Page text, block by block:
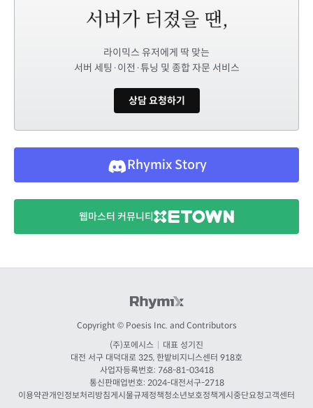
라이믹스 유저에게 딱 맞는
서버 세팅·이전·튜닝 및 종합 자문 서비스
상담 요청하기
Rhymix Story
웹마스터 커뮤니티
Copyright © Poesis Inc. and Contributors
(주)포에시스
대표 성기진
대전 서구 대덕대로 325, 한밭비지니스센터 918호
사업자등록번호: 768-81-03418
통신판매업번호: 2024-대전서구-2718
이용약관개인정보처리방침게시물규제정책청소년보호정책게시중단요청고객센터